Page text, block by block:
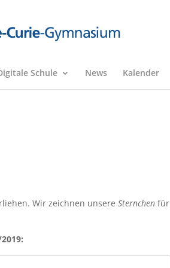
Schule News Kalender
Wir zeichnen unsereSternchen für